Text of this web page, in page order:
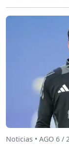
Noticias • AGO 6 /